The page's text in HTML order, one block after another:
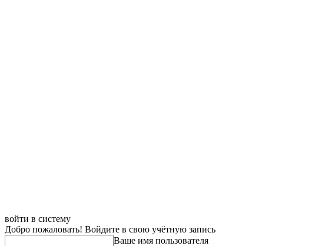
войти в систему
Добро пожаловать! Войдите в свою учётную запись
Ваше имя пользователя